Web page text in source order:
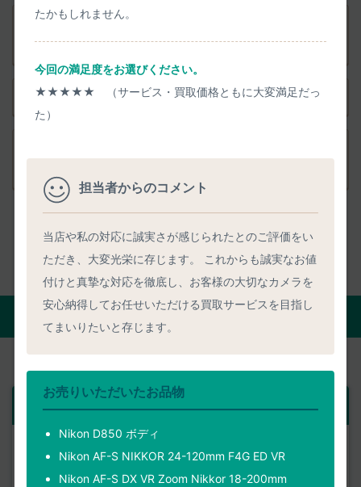
たかもしれません。
今回の満足度をお選びください。
★★★★★ （サービス・買取価格ともに大変満足だっ
た）
担当者からのコメント
当店や私の対応に誠実さが感じられたとのご評価をい
ただき、大変光栄に存じます。 これからも誠実なお値
付けと真摯な対応を徹底し、お客様の大切なカメラを
安心納得してお任せいただける買取サービスを目指し
てまいりたいと存じます。
お売りいただいたお品物
Nikon D850 ボディ
Nikon AF-S NIKKOR 24-120mm F4G ED VR
Nikon AF-S DX VR Zoom Nikkor 18-200mm
品物発送後のキャンセルはできますか？ 送料負担や返送時
期は？
品物と一緒に送る必要がある書類はありますか？
正確な事前査定を匿名で依頼する
ご依頼品1点目
製品名